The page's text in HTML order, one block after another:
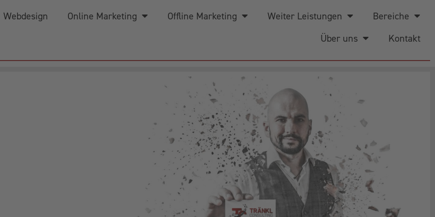
Webdesign Online Marketing Offline Marketing Weiter Leistungen
Bereiche
Über uns
Kontakt